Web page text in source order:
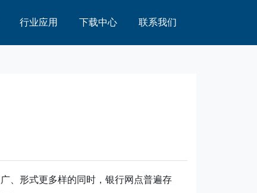
行业应用 下载中心 联系我们
、形式更多样的同时，银行网点普遍存